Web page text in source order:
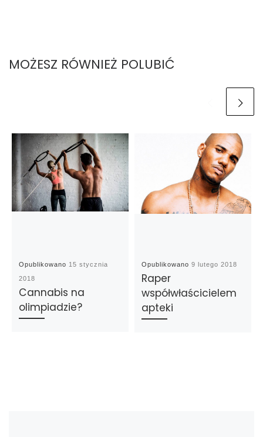
MOŻESZ RÓWNIEŻ POLUBIĆ
Opublikowano 15 stycznia
2018
Cannabis na
olimpiadzie?
Opublikowano9 lutego 2018
Raper
współwłaścicielem
apteki